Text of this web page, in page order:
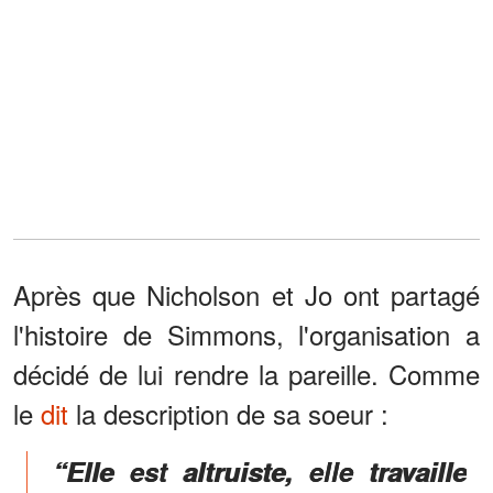
Après que Nicholson et Jo ont partagé
l'histoire de Simmons, l'organisation a
décidé de lui rendre la pareille. Comme
le dit la description de sa soeur :
“Elle est altruiste, elle travaille